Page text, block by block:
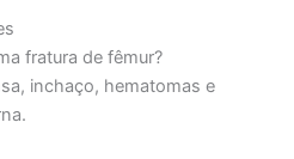
fratura de fêmur?
inchaço, hematomas e